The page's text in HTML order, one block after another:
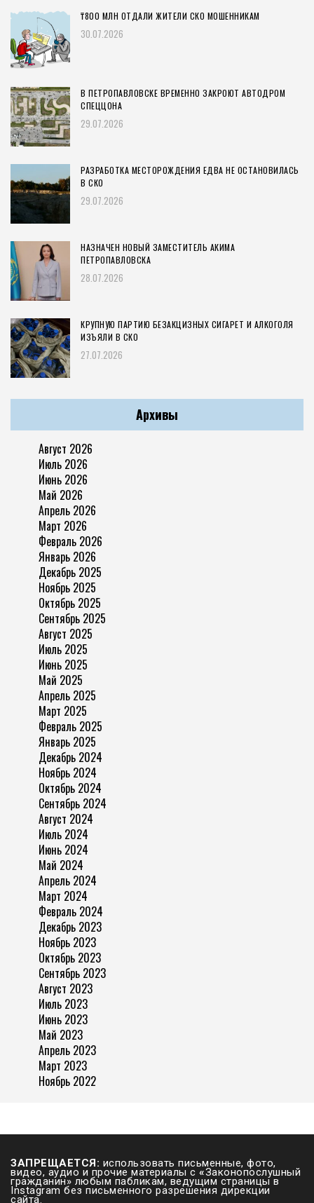
₸800 МЛН ОТДАЛИ ЖИТЕЛИ СКО МОШЕННИКАМ
30.07.2026
В ПЕТРОПАВЛОВСКЕ ВРЕМЕННО ЗАКРОЮТ АВТОДРОМ
СПЕЦЦОНА
29.07.2026
РАЗРАБОТКА МЕСТОРОЖДЕНИЯ ЕДВА НЕ ОСТАНОВИЛАСЬ
В СКО
29.07.2026
НАЗНАЧЕН НОВЫЙ ЗАМЕСТИТЕЛЬ АКИМА
ПЕТРОПАВЛОВСКА
28.07.2026
КРУПНУЮ ПАРТИЮ БЕЗАКЦИЗНЫХ СИГАРЕТ И АЛКОГОЛЯ
ИЗЪЯЛИ В СКО
27.07.2026
Архивы
Август 2026
Июль 2026
Июнь 2026
Май 2026
Апрель 2026
Март 2026
Февраль 2026
Январь 2026
Декабрь 2025
Ноябрь 2025
Октябрь 2025
Сентябрь 2025
Август 2025
Июль 2025
Июнь 2025
Май 2025
Апрель 2025
Март 2025
Февраль 2025
Январь 2025
Декабрь 2024
Ноябрь 2024
Октябрь 2024
Сентябрь 2024
Август 2024
Июль 2024
Июнь 2024
Май 2024
Апрель 2024
Март 2024
Февраль 2024
Декабрь 2023
Ноябрь 2023
Октябрь 2023
Сентябрь 2023
Август 2023
Июль 2023
Июнь 2023
Май 2023
Апрель 2023
Март 2023
Ноябрь 2022
ЗАПРЕЩАЕТСЯ: использовать письменные, фото,
видео, аудио и прочие материалы с «Законопослушный
гражданин» любым пабликам, ведущим страницы в
Instagram без письменного разрешения дирекции
сайта.